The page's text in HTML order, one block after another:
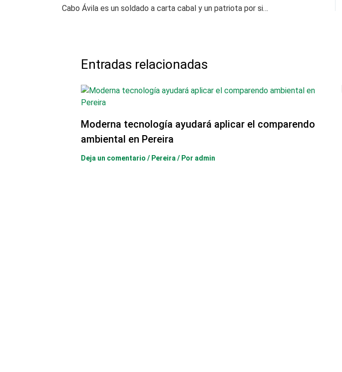
Cabo Ávila es un soldado a carta cabal y un patriota por siempre
Entradas relacionadas
Moderna tecnología ayudará aplicar el comparendo
ambiental en Pereira
Deja un comentario / Pereira / Por admin